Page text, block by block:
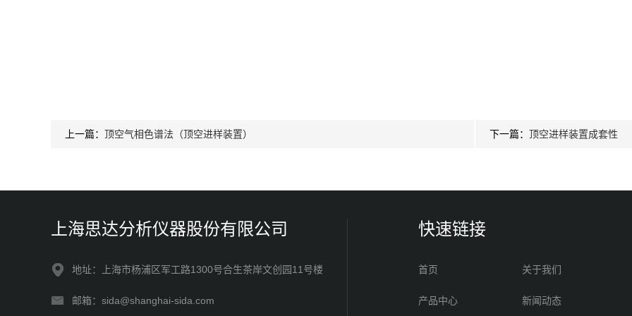
上一篇： 顶空气相色谱法（顶空进样装置） 下一篇： 顶空进样装置成套性
上海思达分析仪器股份有限公司
地址：上海市杨浦区军工路1300号合生茶岸文创园11号楼
邮箱：sida@shanghai-sida.com
快速链接
首页 关于我们
产品中心 新闻动态